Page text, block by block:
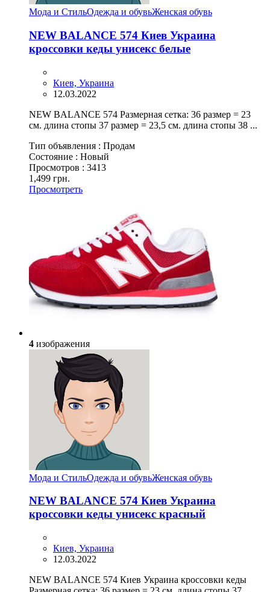
Мода и СтильОдежда и обувьЖенская обувь
NEW BALANCE 574 Киев Украина
кроссовки кеды унисекс белые
Киев, Украина
12.03.2022
NEW BALANCE 574 Размерная сетка: 36 размер = 23
см. длина стопы 37 размер = 23,5 см. длина стопы 38 ...
Тип объявления : Продам
Состояние : Новый
Просмотров : 3413
1,499 грн.
Просмотреть
4 изображения
Мода и СтильОдежда и обувьЖенская обувь
NEW BALANCE 574 Киев Украина
кроссовки кеды унисекс красный
Киев, Украина
12.03.2022
NEW BALANCE 574 Киев Украина кроссовки кеды